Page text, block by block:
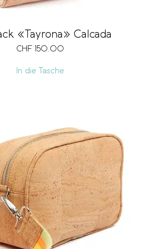
«Tayrona» Calcada
CHF 150.00
In die Tasche